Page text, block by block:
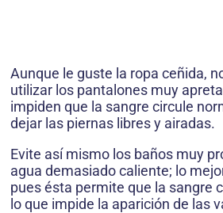
Aunque le guste la ropa ceñida,
utilizar los pantalones muy
impiden que la sangre circule
dejar las piernas libres y airadas.
Evite así mismo los baños muy
agua demasiado caliente; lo
pues ésta permite que la sangre
lo que impide la aparición de las